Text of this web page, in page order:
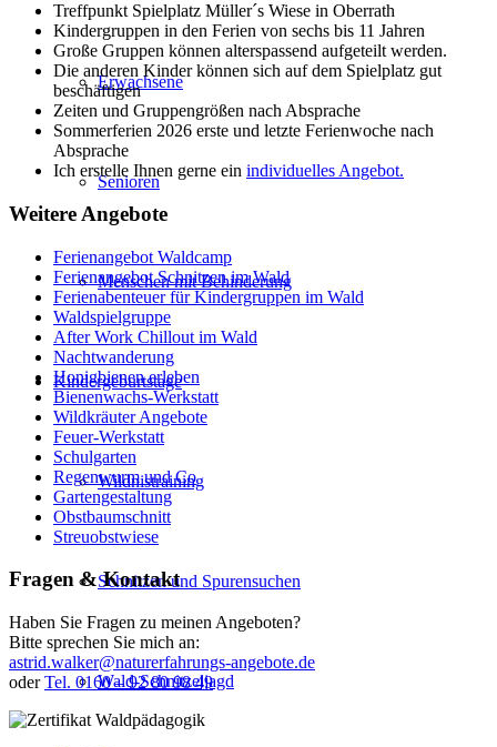
Erwachsene
Senioren
Menschen mit Behinderung
Kindergeburtstage
Wildnistraining
Schnitzen und Spurensuchen
Wald-Schnitzeljagd
Treffpunkt Spielplatz Müller´s Wiese in Oberrath
Kindergruppen in den Ferien von sechs bis 11 Jahren
Große Gruppen können alterspassend aufgeteilt werden.
Die anderen Kinder können sich auf dem Spielplatz gut
beschäftigen
Zeiten und Gruppengrößen nach Absprache
Sommerferien 2026 erste und letzte Ferienwoche nach
Absprache
Ich erstelle Ihnen gerne ein individuelles Angebot.
Weitere Angebote
Ferienangebot Waldcamp
Ferienangebot Schnitzen im Wald
Ferienabenteuer für Kindergruppen im Wald
Waldspielgruppe
After Work Chillout im Wald
Nachtwanderung
Honigbienen erleben
Bienenwachs-Werkstatt
Wildkräuter Angebote
Feuer-Werkstatt
Schulgarten
Regenwurm und Co
Gartengestaltung
Obstbaumschnitt
Streuobstwiese
Fragen & Kontakt
Haben Sie Fragen zu meinen Angeboten?
Bitte sprechen Sie mich an:
astrid.walker@naturerfahrungs-angebote.de
oderTel. 0160 – 92 80 98 49